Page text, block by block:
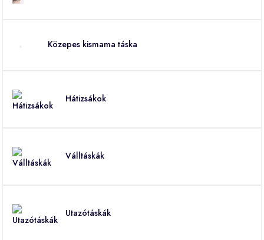
Közepes kismama táska
Hátizsákok
Válltáskák
Utazótáskák